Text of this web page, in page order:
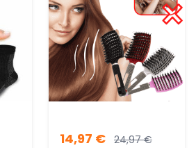
14,97 € 24,97€